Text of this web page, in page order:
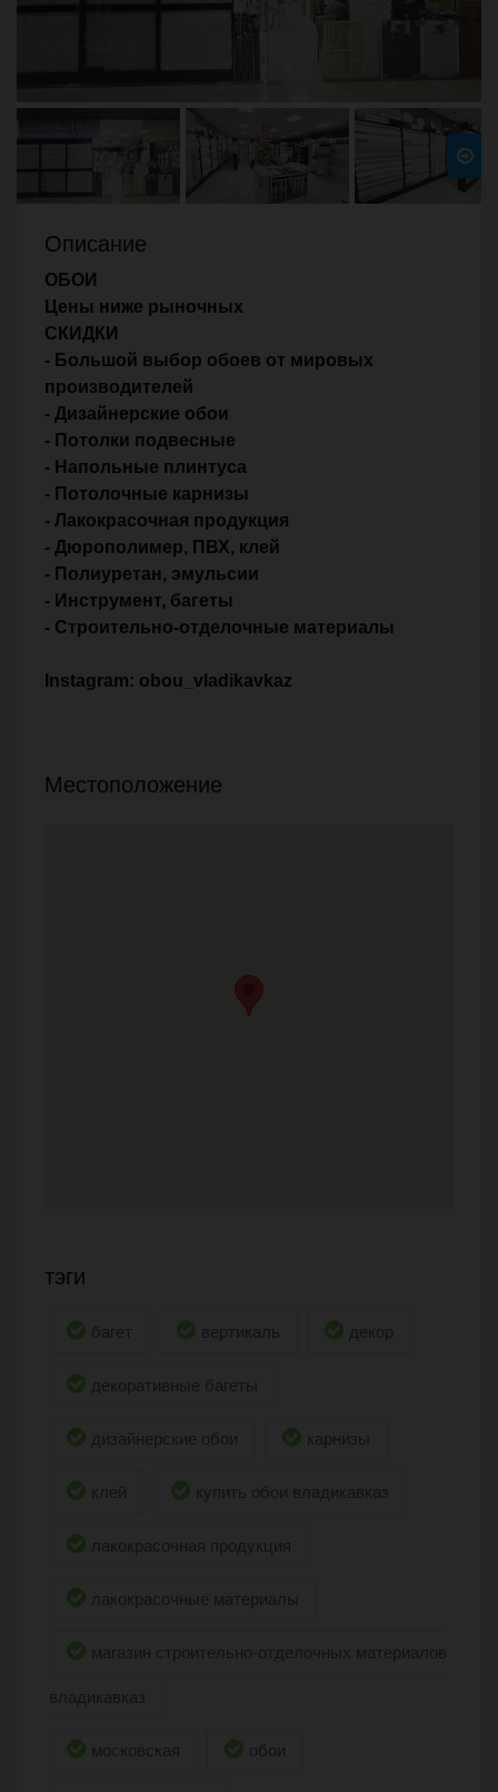
Next
Описание
ОБОИ
Цены ниже рыночных
СКИДКИ
- Большой выбор обоев от мировых
производителей
- Дизайнерские обои
- Потолки подвесные
- Напольные плинтуса
- Потолочные карнизы
- Лакокрасочная продукция
- Дюрополимер, ПВХ, клей
- Полиуретан, эмульсии
- Инструмент, багеты
- Строительно-отделочные материалы
Instagram: obou_vladikavkaz
Местоположение
тэги
багет вертикаль декор
декоративные багеты
дизайнерские обои карнизы
клей купить обои владикавказ
лакокрасочная продукция
лакокрасочные материалы
магазин строительно-отделочных материалов
владикавказ
московская обои